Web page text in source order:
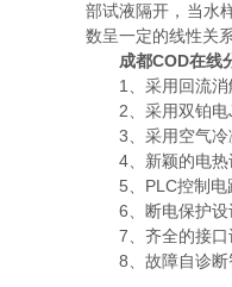
部试液隔开，当水
数呈一定的线性关
成都COD在线
1、采用回流消解
2、采用双铂电J
3、采用空气冷凝
4、新颖的电热设
5、PLC控制电路
6、断电保护设计
7、齐全的接口设
8、故障自诊断智